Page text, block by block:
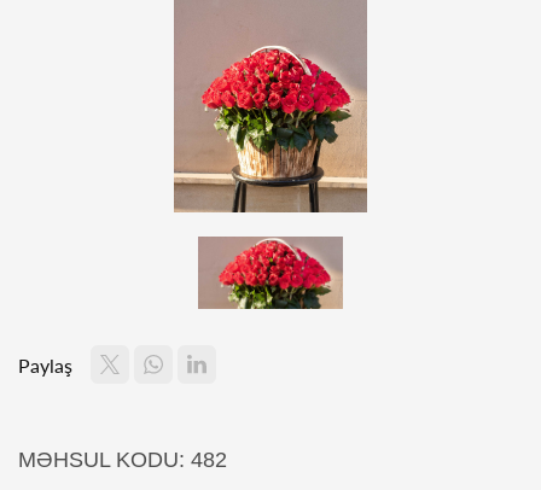
Paylaş
MƏHSUL KODU: 482